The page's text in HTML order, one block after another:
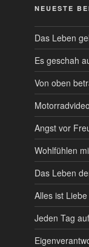
NEUESTE
Das Leben
Es geschah
Von oben
Angst vor
Wohlfühlen
Das Leben
Alles ist Liebe
Jeden Tag